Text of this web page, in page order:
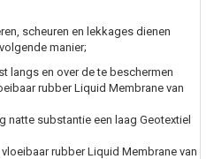
scheuren en lekkages dienen
manier;
langs en over de te beschermen
rubber Liquid Membrane van
natte substantie een laag Geotextiel
rubber Liquid Membrane van